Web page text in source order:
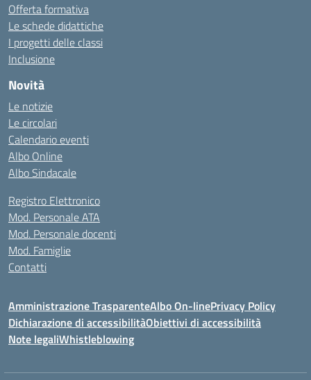
Offerta formativa
Le schede didattiche
I progetti delle classi
Inclusione
Novità
Le notizie
Le circolari
Calendario eventi
Albo Online
Albo Sindacale
Registro Elettronico
Mod. Personale ATA
Mod. Personale docenti
Mod. Famiglie
Contatti
Amministrazione TrasparenteAlbo On-linePrivacy Policy
Dichiarazione di accessibilitàObiettivi di accessibilità
Note legaliWhistleblowing